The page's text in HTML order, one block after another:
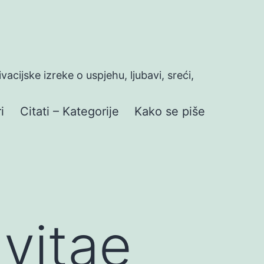
izreke o uspjehu, ljubavi, sreći,
Citati – Kategorije Kako se piše